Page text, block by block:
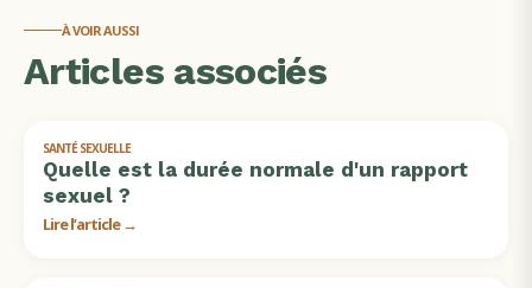
À VOIR AUSSI
Articles associés
SANTÉ SEXUELLE
Quelle est la durée normale d'un rapport
sexuel ?
Lire l’article →